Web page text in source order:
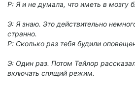
Р: Я и не думала, что иметь в мозгу
Э: Я знаю. Это действительно
странно.
Р: Сколько раз тебя будили
Э: Один раз. Потом Тейлор
включать спящий режим.